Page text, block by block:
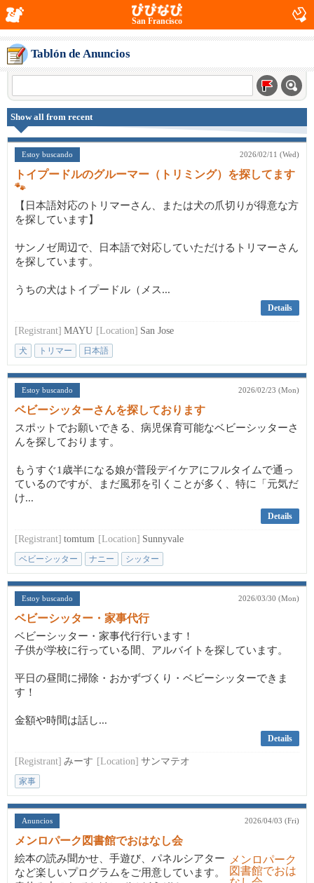
San Francisco
Tablón de Anuncios
Show all from recent
Estoy buscando 2026/02/11 (Wed)
トイプードルのグルーマー（トリミング）を探してます
🐾
【日本語対応のトリマーさん、または犬の爪切りが得意な方
を探しています】
サンノゼ周辺で、日本語で対応していただけるトリマーさん
を探しています。
うちの犬はトイプードル（メス...
Details
[Registrant] MAYU [Location] San Jose
犬 トリマー 日本語
Estoy buscando 2026/02/23 (Mon)
ベビーシッターさんを探しております
スポットでお願いできる、病児保育可能なベビーシッターさ
んを探しております。
もうすぐ1歳半になる娘が普段デイケアにフルタイムで通っ
ているのですが、まだ風邪を引くことが多く、特に「元気だ
け...
Details
[Registrant] tomtum [Location] Sunnyvale
ベビーシッター ナニー シッター
Estoy buscando 2026/03/30 (Mon)
ベビーシッター・家事代行
ベビーシッター・家事代行行います！
子供が学校に行っている間、アルバイトを探しています。
平日の昼間に掃除・おかずづくり・ベビーシッターできま
す！
金額や時間は話し...
Details
[Registrant] みーす [Location] サンマテオ
家事
Anuncios 2026/04/03 (Fri)
メンロパーク図書館でおはなし会
絵本の読み聞かせ、手遊び、パネルシアター
など楽しいプログラムをご用意しています。